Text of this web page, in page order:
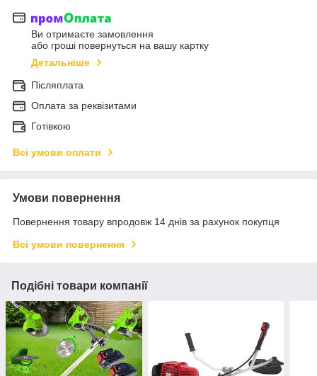
Ви отримаєте замовлення
або гроші повернуться на вашу картку
Детальніше
Післяплата
Оплата за реквізитами
Готівкою
Всі умови оплати
Умови повернення
Повернення товару впродовж 14 днів за рахунок покупця
Всі умови повернення
Подібні товари компанії